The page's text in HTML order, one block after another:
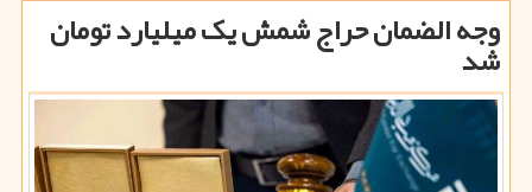
وجه الضمان حراج شمش یک میلیارد تومان
شد